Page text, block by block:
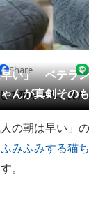
教育・
リサーチ
合ページ
す
い」 ベテラ
んが真剣その
Share
の猫ちゃん、見
の朝は早い」
みふみする猫
。